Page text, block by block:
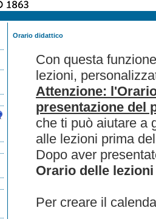
Orario didattico
Con questa
lezioni,
Attenzione:
presentazione del
che ti può aiutare a
alle lezioni prima
Dopo aver
Orario delle lezioni
Per creare il